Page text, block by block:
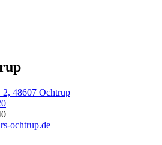
2, 48607 Ochtrup
ochtrup.de